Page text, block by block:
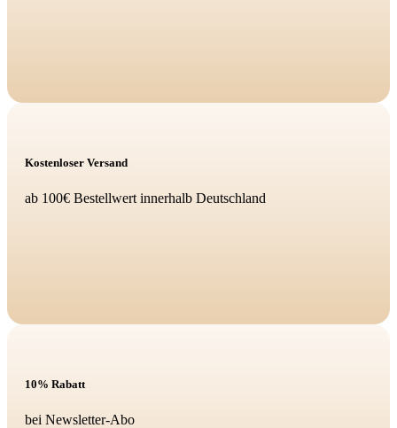
Kostenloser Versand
ab 100€ Bestellwert innerhalb Deutschland
10% Rabatt
bei Newsletter-Abo